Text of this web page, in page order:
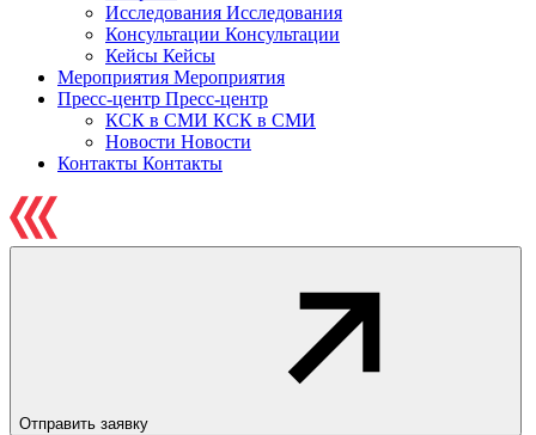
Исследования Исследования
Консультации Консультации
Кейсы Кейсы
Мероприятия Мероприятия
Пресс-центр Пресс-центр
КСК в СМИ КСК в СМИ
Новости Новости
Контакты Контакты
Отправить заявку